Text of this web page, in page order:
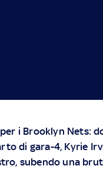
i Brooklyn Nets:
di gara-4, Kyrie
subendo una